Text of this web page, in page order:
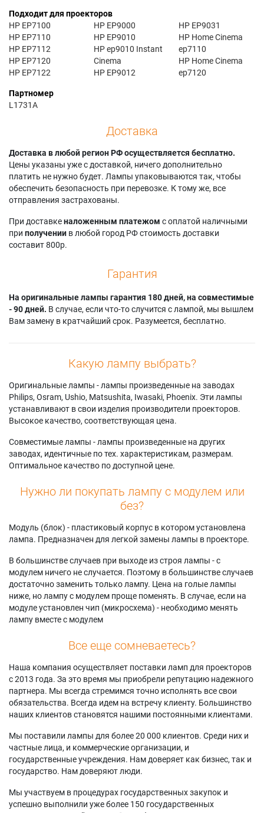
Подходит для проекторов
HP EP7100
HP EP7110
HP EP7112
HP EP7120
HP EP7122
HP EP9000
HP EP9010
HP ep9010 Instant
Cinema
HP EP9012
HP EP9031
HP Home Cinema
ep7110
HP Home Cinema
ep7120
Партномер
L1731A
Доставка
Доставка в любой регион РФ осуществляется бесплатно.
Цены указаны уже с доставкой, ничего дополнительно
платить не нужно будет. Лампы упаковываются так, чтобы
обеспечить безопасность при перевозке. К тому же, все
отправления застрахованы.
При доставкеналоженным платежом с оплатой наличными
при получении в любой город РФ стоимость доставки
составит 800р.
Гарантия
На оригинальные лампы гарантия 180 дней, на совместимые
- 90 дней. В случае, если что-то случится с лампой, мы вышлем
Вам замену в кратчайший срок. Разумеется, бесплатно.
Какую лампу выбрать?
Оригинальные лампы - лампы произведенные на заводах
Philips, Osram, Ushio, Matsushita, Iwasaki, Phoenix. Эти лампы
устанавливают в свои изделия производители проекторов.
Высокое качество, соответствующая цена.
Совместимые лампы - лампы произведенные на других
заводах, идентичные по тех. характеристикам, размерам.
Оптимальное качество по доступной цене.
Нужно ли покупать лампу с модулем или
без?
Модуль (блок) - пластиковый корпус в котором установлена
лампа. Предназначен для легкой замены лампы в проекторе.
В большинстве случаев при выходе из строя лампы - с
модулем ничего не случается. Поэтому в большинстве случаев
достаточно заменить только лампу. Цена на голые лампы
ниже, но лампу с модулем проще поменять. В случае, если на
модуле установлен чип (микросхема) - необходимо менять
лампу вместе с модулем
Все еще сомневаетесь?
Наша компания осуществляет поставки ламп для проекторов
с 2013 года. За это время мы приобрели репутацию надежного
партнера. Мы всегда стремимся точно исполнять все свои
обязательства. Всегда идем на встречу клиенту. Большинство
наших клиентов становятся нашими постоянными клиентами.
Мы поставили лампы для более 20 000 клиентов. Среди них и
частные лица, и коммерческие организации, и
государственные учреждения. Нам доверяет как бизнес, так и
государство. Нам доверяют люди.
Мы участвуем в процедурах государственных закупок и
успешно выполнили уже более 150 государственных